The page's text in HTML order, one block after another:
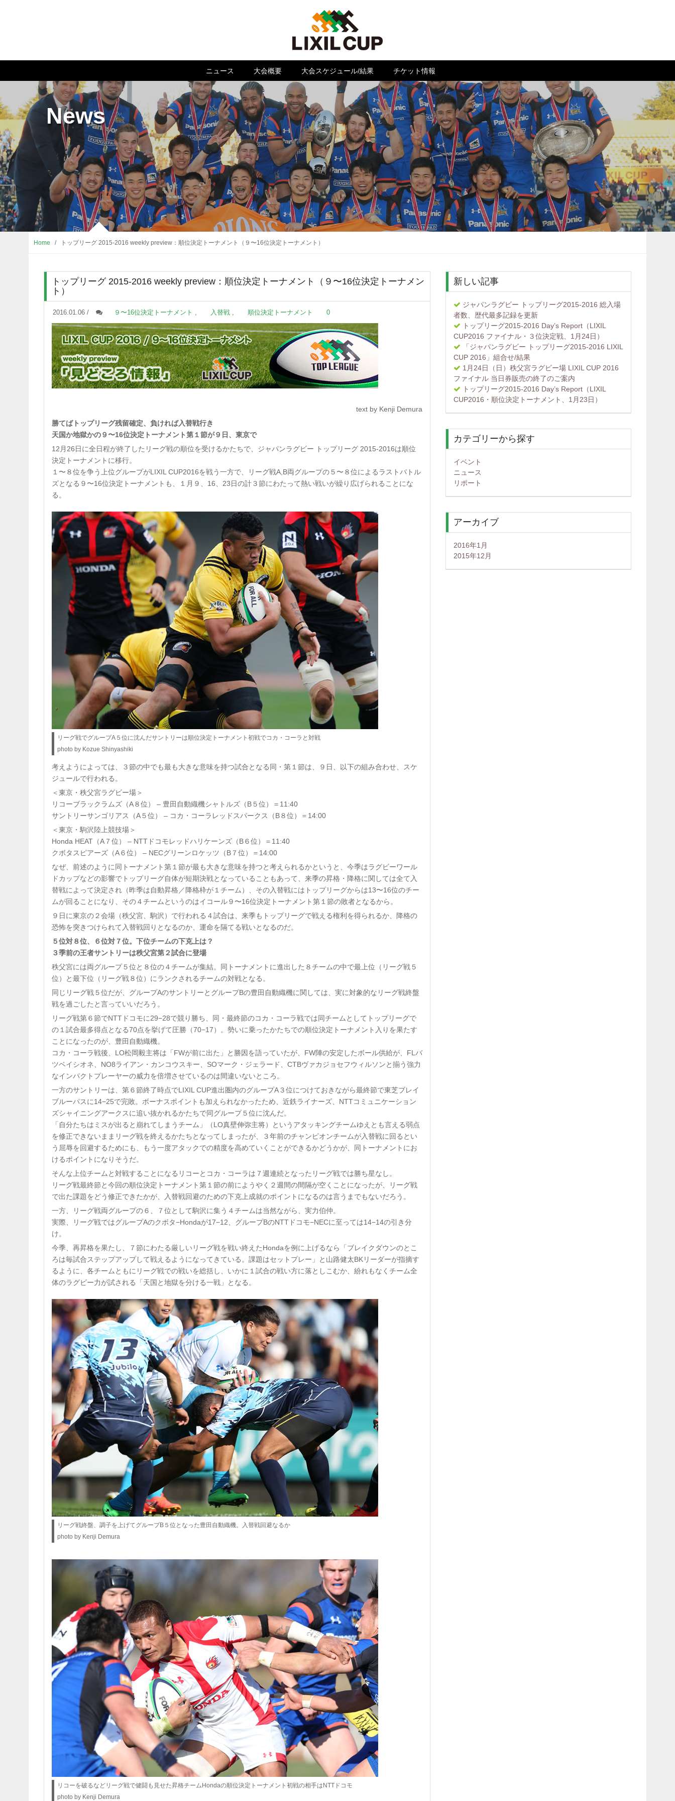
ニュース 大会概要 大会スケジュール/結果 チケット情報
News
Home / トップリーグ 2015-2016 weekly preview：順位決定トーナメント（９〜16位決定トーナメント）
トップリーグ 2015-2016 weekly preview：順位決定トーナメント（９〜16位決定トーナメン
ト）
2016.01.06 / ９〜16位決定トーナメント , 入替戦 , 順位決定トーナメント 0
text by Kenji Demura
勝てばトップリーグ残留確定、負ければ入替戦行き
天国か地獄かの９〜16位決定トーナメント第１節が９日、東京で
12月26日に全日程が終了したリーグ戦の順位を受けるかたちで、ジャパンラグビー トップリーグ 2015-2016は順位
決定トーナメントに移行。
１〜８位を争う上位グループがLIXIL CUP2016を戦う一方で、リーグ戦A,B両グループの５〜８位によるラストバトル
ズとなる９〜16位決定トーナメントも、１月９、16、23日の計３節にわたって熱い戦いが繰り広げられることにな
る。
リーグ戦でグループA５位に沈んだサントリーは順位決定トーナメント初戦でコカ・コーラと対戦
photo by Kozue Shinyashiki
考えようによっては、３節の中でも最も大きな意味を持つ試合となる同・第１節は、９日、以下の組み合わせ、スケ
ジュールで行われる。
＜東京・秩父宮ラグビー場＞
リコーブラックラムズ（A８位） – 豊田自動織機シャトルズ（B５位）＝11:40
サントリーサンゴリアス（A５位） – コカ・コーラレッドスパークス（B８位）＝14:00
＜東京・駒沢陸上競技場＞
Honda HEAT（A７位） – NTTドコモレッドハリケーンズ（B６位）＝11:40
クボタスピアーズ（A６位） – NECグリーンロケッツ（B７位）＝14:00
なぜ、前述のように同トーナメント第１節が最も大きな意味を持つと考えられるかというと、今季はラグビーワール
ドカップなどの影響でトップリーグ自体が短期決戦となっていることもあって、来季の昇格・降格に関しては全て入
替戦によって決定され（昨季は自動昇格／降格枠が１チーム）、その入替戦にはトップリーグからは13〜16位のチー
ムが回ることになり、その４チームというのはイコール９〜16位決定トーナメント第１節の敗者となるから。
９日に東京の２会場（秩父宮、駒沢）で行われる４試合は、来季もトップリーグで戦える権利を得られるか、降格の
恐怖を突きつけられて入替戦回りとなるのか、運命を隔てる戦いとなるのだ。
５位対８位、６位対７位。下位チームの下克上は？
３季前の王者サントリーは秩父宮第２試合に登場
秩父宮には両グループ５位と８位の４チームが集結。同トーナメントに進出した８チームの中で最上位（リーグ戦５
位）と最下位（リーグ戦８位）にランクされるチームの対戦となる。
同じリーグ戦５位だが、グループAのサントリーとグループBの豊田自動織機に関しては、実に対象的なリーグ戦終盤
戦を過ごしたと言っていいだろう。
リーグ戦第６節でNTTドコモに29−28で競り勝ち、同・最終節のコカ・コーラ戦では同チームとしてトップリーグで
の１試合最多得点となる70点を挙げて圧勝（70−17）。勢いに乗ったかたちでの順位決定トーナメント入りを果たす
ことになったのが、豊田自動織機。
コカ・コーラ戦後、LO松岡毅主将は「FWが前に出た」と勝因を語っていたが、FW陣の安定したボール供給が、FLバ
ツベイシオネ、NO8ライアン・カンコウスキー、SOマーク・ジェラード、CTBヴァカジョセフウィルソンと揃う強力
なインパクトプレーヤーの威力を倍増させているのは間違いないところ。
一方のサントリーは、第６節終了時点でLIXIL CUP進出圏内のグループA３位につけておきながら最終節で東芝ブレイ
ブルーパスに14−25で完敗。ボーナスポイントも加えられなかったため、近鉄ライナーズ、NTTコミュニケーション
ズシャイニングアークスに追い抜かれるかたちで同グループ５位に沈んだ。
「自分たちはミスが出ると崩れてしまうチーム」（LO真壁伸弥主将）というアタッキングチームゆえとも言える弱点
を修正できないままリーグ戦を終えるかたちとなってしまったが、３年前のチャンピオンチームが入替戦に回るとい
う屈辱を回避するためにも、もう一度アタックでの精度を高めていくことができるかどうかが、同トーナメントにお
けるポイントになりそうだ。
そんな上位チームと対戦することになるリコーとコカ・コーラは７週連続となったリーグ戦では勝ち星なし。
リーグ戦最終節と今回の順位決定トーナメント第１節の前にようやく２週間の間隔が空くことになったが、リーグ戦
で出た課題をどう修正できたかが、入替戦回避のための下克上成就のポイントになるのは言うまでもないだろう。
一方、リーグ戦両グループの６、７位として駒沢に集う４チームは当然ながら、実力伯仲。
実際、リーグ戦ではグループAのクボタ−Hondaが17−12、グループBのNTTドコモ−NECに至っては14−14の引き分
け。
今季、再昇格を果たし、７節にわたる厳しいリーグ戦を戦い終えたHondaを例に上げるなら「ブレイクダウンのとこ
ろは毎試合ステップアップして戦えるようになってきている。課題はセットプレー」と山路健太BKリーダーが指摘す
るように、各チームともにリーグ戦での戦いを総括し、いかに１試合の戦い方に落としこむか、紛れもなくチーム全
体のラグビー力が試される「天国と地獄を分ける一戦」となる。
リーグ戦終盤、調子を上げてグループB５位となった豊田自動織機。入替戦回避なるか
photo by Kenji Demura
リコーを破るなどリーグ戦で健闘も見せた昇格チームHondaの順位決定トーナメント初戦の相手はNTTドコモ
photo by Kenji Demura
新しい記事
ジャパンラグビー トップリーグ2015-2016 総入場
者数、歴代最多記録を更新
トップリーグ2015-2016 Day’s Report（LIXIL
CUP2016 ファイナル・３位決定戦、1月24日）
「ジャパンラグビー トップリーグ2015-2016 LIXIL
CUP 2016」組合せ/結果
1月24日（日）秩父宮ラグビー場 LIXIL CUP 2016
ファイナル 当日券販売の終了のご案内
トップリーグ2015-2016 Day’s Report（LIXIL
CUP2016・順位決定トーナメント、1月23日）
カテゴリーから探す
イベント
ニュース
リポート
アーカイブ
2016年1月
2015年12月